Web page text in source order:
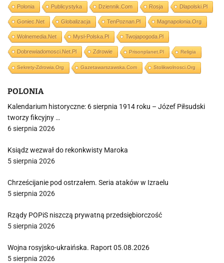
Polonia Publicystyka Dziennik.com Rosja Dlapolski.pl
Goniec.net Globalizacja TenPoznan.pl Magnapolonia.org
Wolnemedia.net Mysl-Polska.pl Twojapogoda.pl
Dobrewiadomosci.net.pl Zdrowie Prisonplanet.pl Religia
Sekrety-Zdrowia.org Gazetawarszawska.com Stolikwolnosci.org
POLONIA
Kalendarium historyczne: 6 sierpnia 1914 roku – Józef Piłsudski
tworzy fikcyjny …
6 sierpnia 2026
Ksiądz wezwał do rekonkwisty Maroka
5 sierpnia 2026
Chrześcijanie pod ostrzałem. Seria ataków w Izraelu
5 sierpnia 2026
Rządy POPiS niszczą prywatną przedsiębiorczość
5 sierpnia 2026
Wojna rosyjsko-ukraińska. Raport 05.08.2026
5 sierpnia 2026